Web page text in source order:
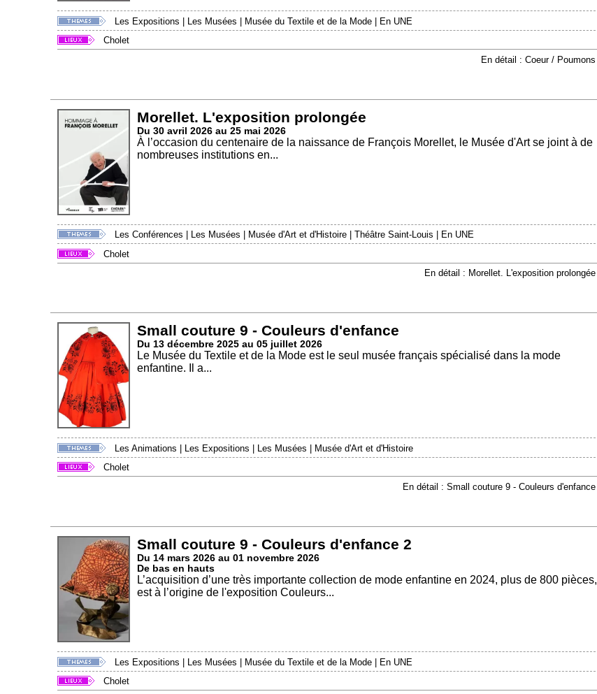
Les Expositions | Les Musées | Musée du Textile et de la Mode | En UNE
Cholet
En détail : Coeur / Poumons
Morellet. L'exposition prolongée
Du 30 avril 2026 au 25 mai 2026
À l’occasion du centenaire de la naissance de François Morellet, le Musée d'Art se joint à de
nombreuses institutions en...
Les Conférences Les Musées Musée d'Art et d'Histoire Théâtre Saint-Louis
En UNE
Cholet
En détail : Morellet. L'exposition prolongée
Small couture 9 - Couleurs d'enfance
Du 13 décembre 2025 au 05 juillet 2026
Le Musée du Textile et de la Mode est le seul musée français spécialisé dans la mode
enfantine. Il a...
Les Animations Les Expositions Les Musées
Musée d'Art et d'Histoire
Cholet
En détail : Small couture 9 - Couleurs d'enfance
Small couture 9 - Couleurs d'enfance 2
Du 14 mars 2026 au 01 novembre 2026
De bas en hauts
L’acquisition d’une très importante collection de mode enfantine en 2024, plus de 800 pièces,
est à l’origine de l'exposition Couleurs...
Les Expositions | Les Musées | Musée du Textile et de la Mode | En UNE
Cholet